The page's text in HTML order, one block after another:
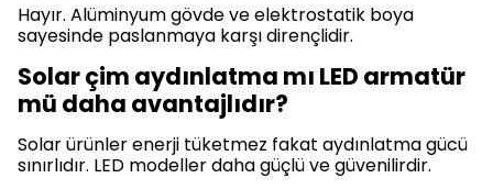
Hayır. Alüminyum gövde ve elektrostatik boya
sayesinde paslanmaya karşı dirençlidir.
Solar çim aydınlatma mı LED armatür
mü daha avantajlıdır?
Solar ürünler enerji tüketmez fakat aydınlatma gücü
sınırlıdır. LED modeller daha güçlü ve güvenilirdir.